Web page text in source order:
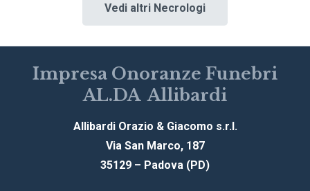
Vedi altri Necrologi
Impresa Onoranze Funebri
AL.DA Allibardi
Allibardi Orazio & Giacomo s.r.l.
Via San Marco, 187
35129 – Padova (PD)